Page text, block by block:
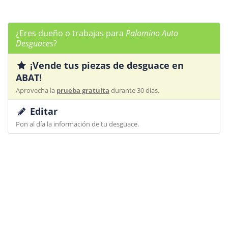
¿Eres dueño o trabajas para Palomino Auto
Desguaces?
¡Vende tus piezas de desguace en
ABAT!
Aprovecha la prueba gratuita durante 30 días.
Editar
Pon al día la información de tu desguace.